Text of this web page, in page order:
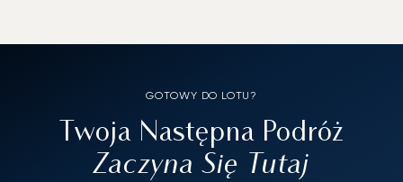
GOTOWY DO LOTU?
Twoja Następna Podróż
Zaczyna Się Tutaj